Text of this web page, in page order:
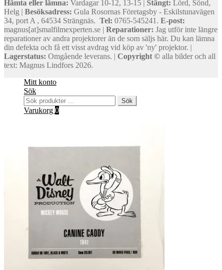
Hämta eller lämna: Vardagar 10-12, 13-15 | Stängt: Lörd, Sönd,
Helg | Besöksadress: Gula Rosornas Företagsby - Eskilstunavägen
34, port A , 64534 Strängnäs. Tel: 0765-545241. E-post:
magnus[at]smalfilmexperten.se | Reparationer: Jag utför inte längre
reparationer av andra projektorer än de som säljs här. Du kan lämna
din defekta och få ett visst avdrag vid köp av 'ny' projektor. |
Lagerstatus: Omgående leverans. | Copyright © alla bilder och all
text: Magnus Lindfors 2026.
Mitt konto
Sök
Sök
efter:
Sök
Varukorg 0